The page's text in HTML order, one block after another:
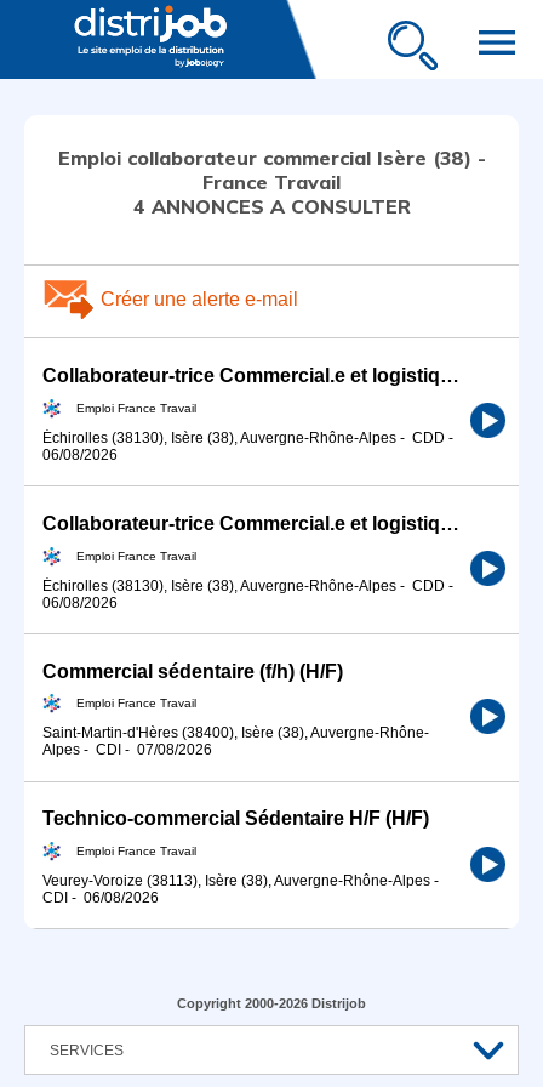
menu
Emploi collaborateur commercial Isère (38) -
France Travail
4 ANNONCES A CONSULTER
Créer une alerte e-mail
Collaborateur-trice Commercial.e et logistique.e (H/F)
Emploi France Travail
Échirolles (38130), Isère (38), Auvergne-Rhône-Alpes - CDD -
06/08/2026
Collaborateur-trice Commercial.e et logistique.e en alternance (H/F)
Emploi France Travail
Échirolles (38130), Isère (38), Auvergne-Rhône-Alpes - CDD -
06/08/2026
Commercial sédentaire (f/h) (H/F)
Emploi France Travail
Saint-Martin-d'Hères (38400), Isère (38), Auvergne-Rhône-
Alpes - CDI - 07/08/2026
Technico-commercial Sédentaire H/F (H/F)
Emploi France Travail
Veurey-Voroize (38113), Isère (38), Auvergne-Rhône-Alpes -
CDI - 06/08/2026
Copyright 2000-2026 Distrijob
SERVICES